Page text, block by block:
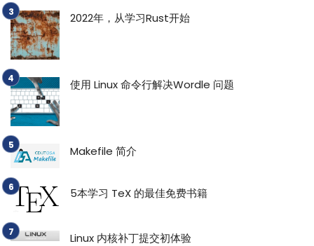
2022年，从学习Rust开始
使用 Linux 命令行解决Wordle 问题
Makefile 简介
5本学习 TeX 的最佳免费书籍
Linux 内核补丁提交初体验